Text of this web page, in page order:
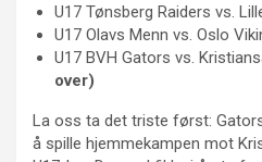
U17 Tønsberg Raiders vs.
U17 Olavs Menn vs. Oslo
U17 BVH Gators vs.
over)
La oss ta det triste først:
å spille hjemmekampen mot